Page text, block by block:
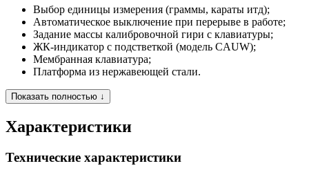
Выбор единицы измерения (граммы, караты итд);
Автоматическое выключение при перерыве в работе;
Задание массы калибровочной гири с клавиатуры;
ЖК-индикатор с подстветкой (модель CAUW);
Мембранная клавиатура;
Платформа из нержавеющей стали.
Показать полностью ↓
Характеристики
Технические характеристики